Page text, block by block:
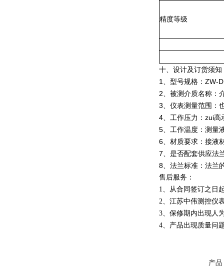
精度等级
十、设计及订货须
1、型号规格：ZW-
2、被测介质名称：
3、仪表测量范围：
4、工作压力：zui
5、工作温度：测量
6、材质要求：接液
7、是否配套供应法
8、法兰标准：法兰
售后服务：
1、从合同签订之日
2、江苏中伟测控仪
3、保修期内出现人
4、产品出现质量问
产品